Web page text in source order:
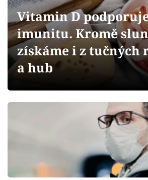
Přihlášení
Sledujte nás
Vitamin D
imunitu. Kromě
získáme i z tučných
a hub